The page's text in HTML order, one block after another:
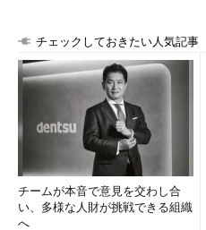
チェックしておきたい人気記事
チームが本音で意見を交わし合
い、多様な人財が挑戦できる組織
へ